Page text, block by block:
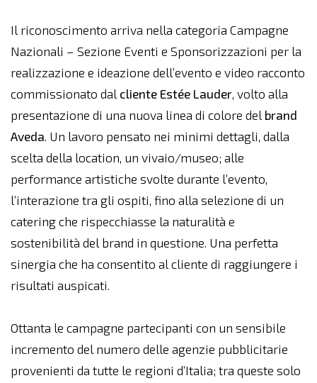
Il riconoscimento arriva nella categoria Campagne
Nazionali – Sezione Eventi e Sponsorizzazioni per la
realizzazione e ideazione dell’evento e video racconto
commissionato dal cliente Estée Lauder, volto alla
presentazione di una nuova linea di colore del brand
Aveda. Un lavoro pensato nei minimi dettagli, dalla
scelta della location, un vivaio/museo; alle
performance artistiche svolte durante l’evento,
l’interazione tra gli ospiti, fino alla selezione di un
catering che rispecchiasse la naturalità e
sostenibilità del brand in questione. Una perfetta
sinergia che ha consentito al cliente di raggiungere i
risultati auspicati.
Ottanta le campagne partecipanti con un sensibile
incremento del numero delle agenzie pubblicitarie
provenienti da tutte le regioni d’Italia; tra queste solo